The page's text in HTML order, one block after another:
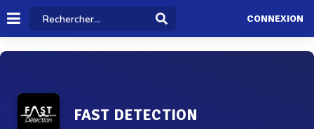
CONNEXION
FAST DETECTION